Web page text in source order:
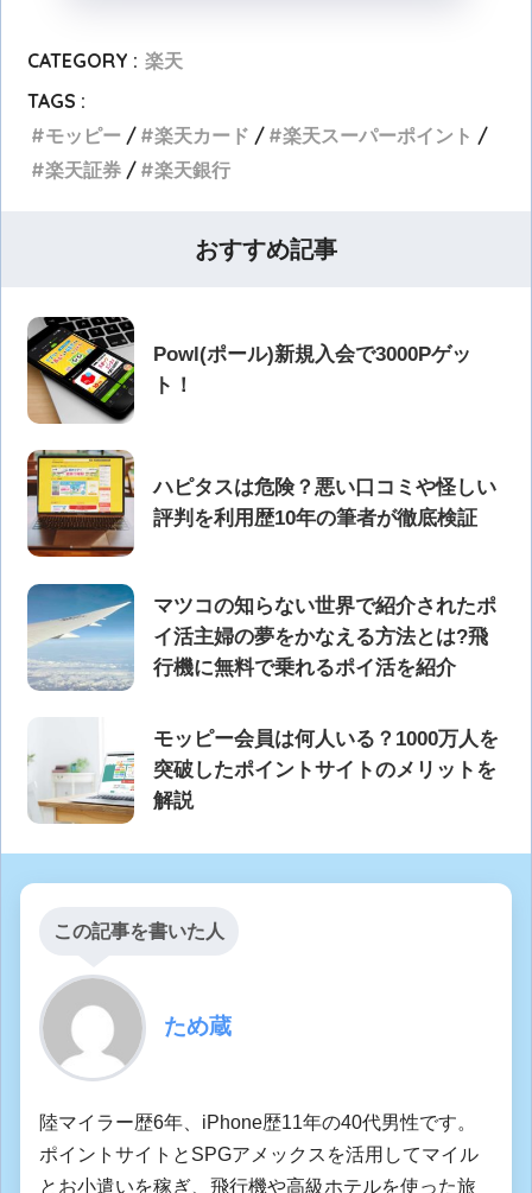
CATEGORY : 楽天
TAGS :
モッピー
楽天カード
楽天スーパーポイント
楽天証券
楽天銀行
おすすめ記事
Powl(ポール)新規入会で3000Pゲッ
ト！
ハピタスは危険？悪い口コミや怪しい
評判を利用歴10年の筆者が徹底検証
マツコの知らない世界で紹介されたポ
イ活主婦の夢をかなえる方法とは?飛
行機に無料で乗れるポイ活を紹介
モッピー会員は何人いる？1000万人を
突破したポイントサイトのメリットを
解説
この記事を書いた人
ため蔵
陸マイラー歴6年、iPhone歴11年の40代男性です。
ポイントサイトとSPGアメックスを活用してマイル
とお小遣いを稼ぎ、飛行機や高級ホテルを使った旅